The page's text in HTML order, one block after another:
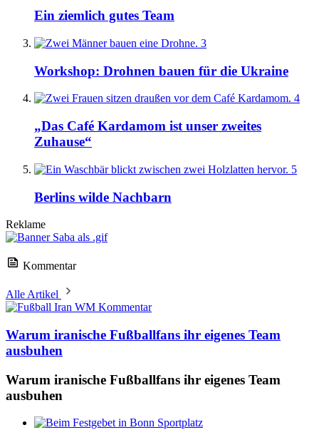
Ein ziemlich gutes Team
3
Workshop: Drohnen bauen für die Ukraine
4
„Das Café Kardamom ist unser zweites
Zuhause“
5
Berlins wilde Nachbarn
Reklame
Kommentar
Alle Artikel
Kommentar
Warum iranische Fußballfans ihr eigenes Team
ausbuhen
Warum iranische Fußballfans ihr eigenes Team
ausbuhen